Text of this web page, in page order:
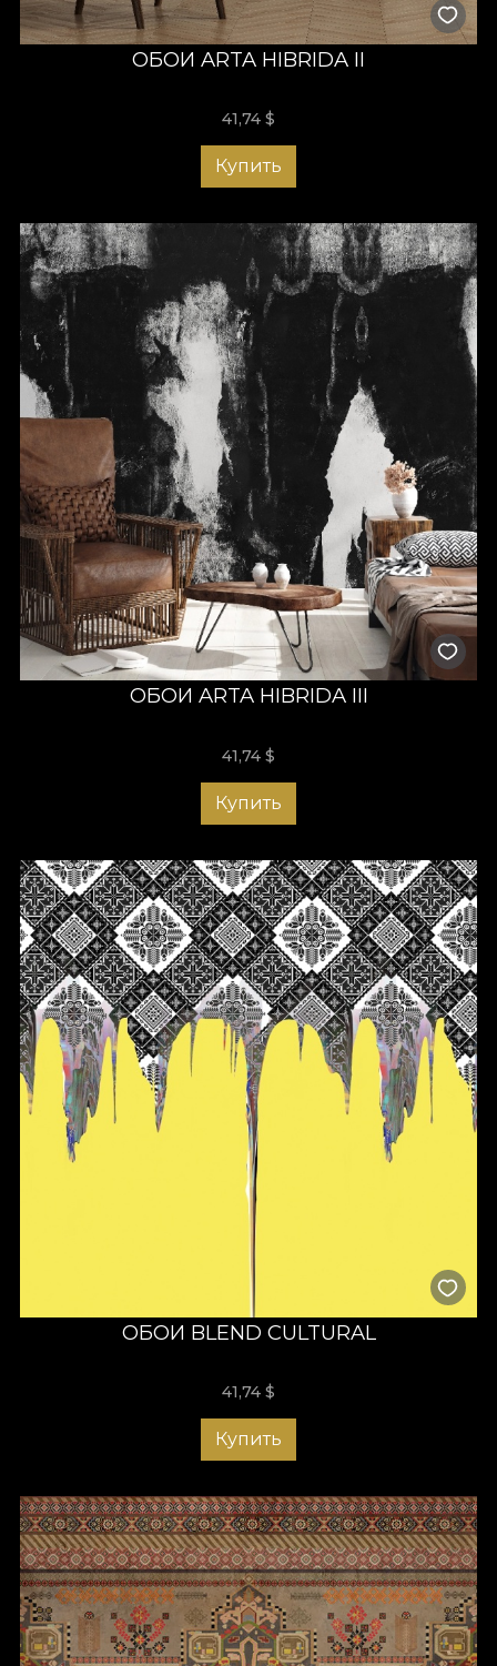
ОБОИ ARTA HIBRIDA II
41,74 $
Купить
ОБОИ ARTA HIBRIDA III
41,74 $
Купить
ОБОИ BLEND CULTURAL
41,74 $
Купить